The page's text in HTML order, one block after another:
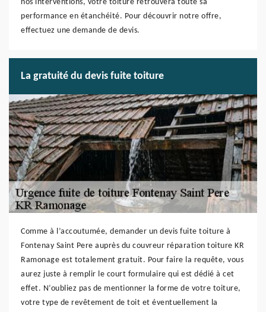
nos interventions, votre toiture retrouvera toute sa
performance en étanchéité. Pour découvrir notre offre,
effectuez une demande de devis.
La gratuité du devis fuite toiture
Comme à l’accoutumée, demander un devis fuite toiture à
Fontenay Saint Pere auprès du couvreur réparation toiture KR
Ramonage est totalement gratuit. Pour faire la requête, vous
aurez juste à remplir le court formulaire qui est dédié à cet
effet. N’oubliez pas de mentionner la forme de votre toiture,
votre type de revêtement de toit et éventuellement la